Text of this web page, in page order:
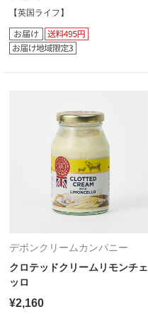
【英国ライフ】
デボンクリームカンパニー
クロテッドクリームリモンチェ
ッロ
¥2,160